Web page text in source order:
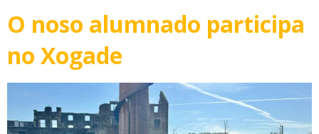
O noso alumnado participa
no Xogade